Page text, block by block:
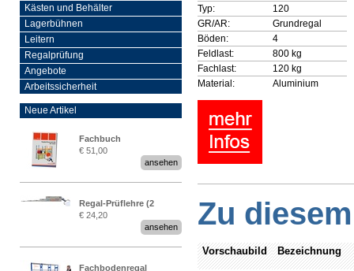
Kästen und Behälter
Lagerbühnen
Leitern
Regalprüfung
Angebote
Arbeitssicherheit
Neue Artikel
Fachbuch
„Regalprüfung nach DIN
€ 51,00
ansehen
Regal-Prüflehre (2
Stück)
€ 24,20
ansehen
Fachbodenregal
Typ:
120
GR/AR:
Grundregal
Böden:
4
Feldlast:
800 kg
Fachlast:
120 kg
Material:
Aluminium
Zu
Vorschaubild Bezeichnung